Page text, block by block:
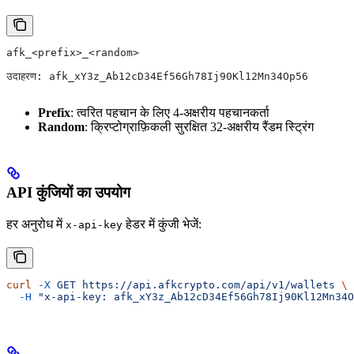
afk_<prefix>_<random>
उदाहरण: afk_xY3z_Ab12cD34Ef56Gh78Ij90Kl12Mn34Op56
Prefix: त्वरित पहचान के लिए 4‑अक्षरीय पहचानकर्ता
Random: क्रिप्टोग्राफ़िकली सुरक्षित 32‑अक्षरीय रैंडम स्ट्रिंग
API कुंजियों का उपयोग
हर अनुरोध में x-api-key हेडर में कुंजी भेजें:
curl -X GET https://api.afkcrypto.com/api/v1/wallets \
  -H
"x-api-key: